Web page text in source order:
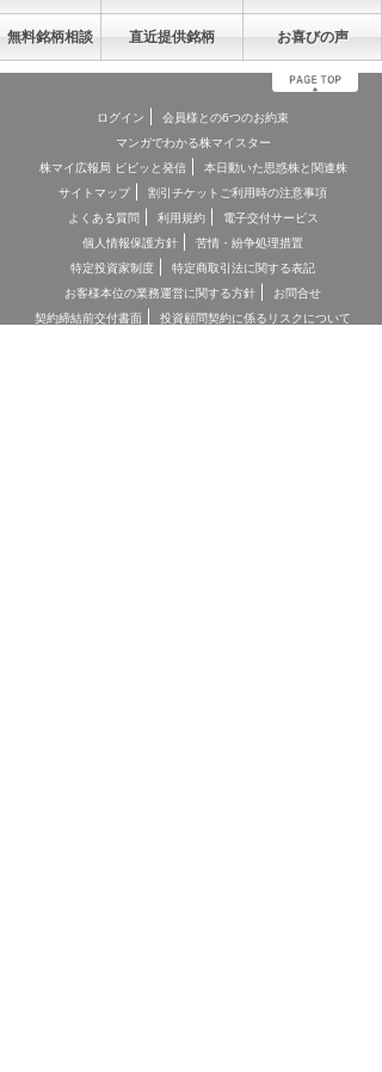
無料銘柄相談 直近提供銘柄 お喜びの声
ログイン
会員様との6つのお約束
マンガでわかる株マイスター
株マイ広報局 ビビッと発信
本日動いた思惑株と関連株
サイトマップ
割引チケットご利用時の注意事項
よくある質問
利用規約
電子交付サービス
個人情報保護方針
苦情・紛争処理措置
特定投資家制度
特定商取引法に関する表記
お客様本位の業務運営に関する方針
お問合せ
契約締結前交付書面
投資顧問契約に係るリスクについて